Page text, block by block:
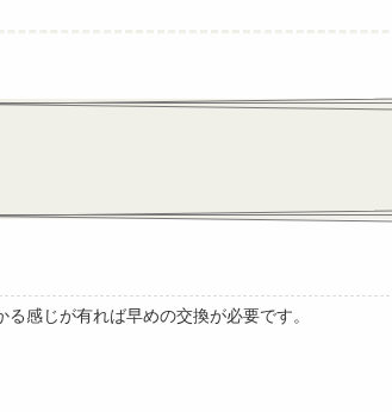
感じが有れば早めの交換が必要です。